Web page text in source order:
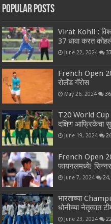
Popular Posts
Virat Kohli :
37 धावा करत
June 22, 2024
French Open
रोलॅंड गॅरोस
May 26, 2024
T20 World Cup
दक्षिण आफ्रिकेचा
June 19, 2024
French Open
फायनलमध्ये!
June 7, 2024
भारताच्या
धोनीच्या नेतृत्वात
June 23, 2024